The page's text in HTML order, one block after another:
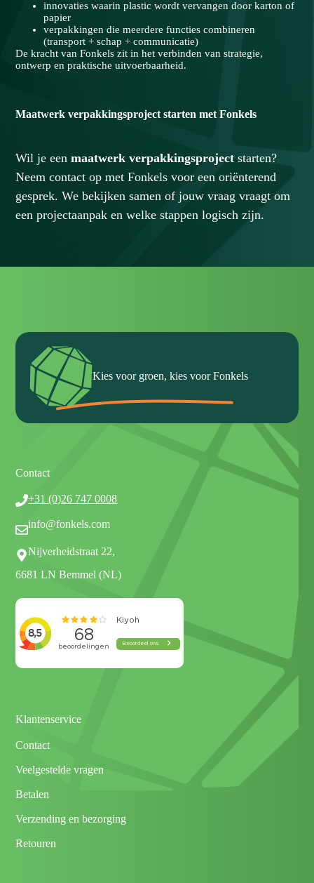
innovaties waarin plastic wordt vervangen door karton of
papier
verpakkingen die meerdere functies combineren
(transport + schap + communicatie)
De kracht van Fonkels zit in het verbinden van strategie,
ontwerp en praktische uitvoerbaarheid.
Maatwerk verpakkingsproject starten met Fonkels
Wil je eenmaatwerk verpakkingsproject starten?
Neem contact op met Fonkels voor een oriënterend
gesprek. We bekijken samen of jouw vraag vraagt om
een projectaanpak en welke stappen logisch zijn.
Kies voor groen, kies voor Fonkels
Contact
+31 (0)26 747 0008
info@fonkels.com
Nijverheidstraat 22,
6681 LN Bemmel (NL)
Klantenservice
Contact
Veelgestelde vragen
Betalen
Verzending en bezorging
Retouren